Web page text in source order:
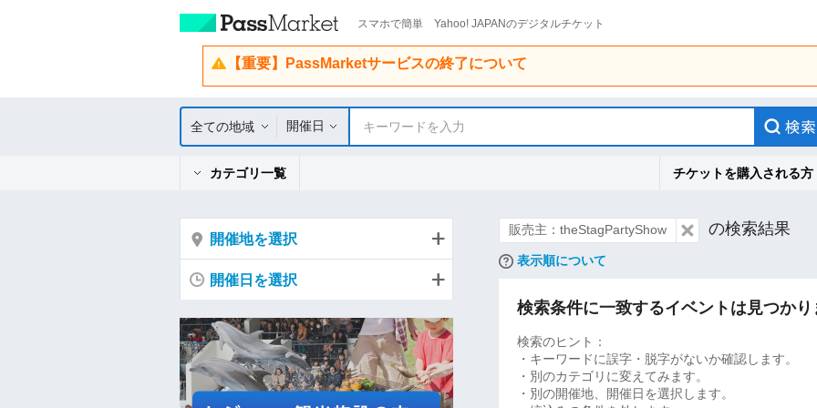
スマホで簡単 Yahoo! JAPANのデジタルチケット
【重要】PassMarketサービスの終了について
全ての地域 開催日 キーワードを入力
カテゴリ一覧 チケットを購入される方
販売主：theStagPartyShow の検索結果
表示順について
検索条件に一致するイベントは見つか
検索のヒント：
・キーワードに誤字・脱字がないか確認します。
・別のカテゴリに変えてみます。
・別の開催地、開催日を選択します。
開催地を選択
開催日を選択